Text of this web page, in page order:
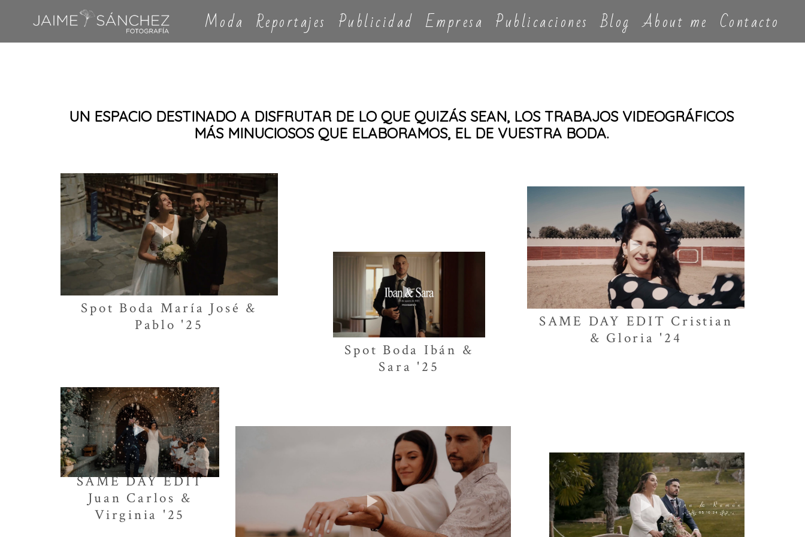
Moda Reportajes Publicidad Empresa Publicaciones Blog About me Contacto
UN ESPACIO DESTINADO A DISFRUTAR DE LO QUE QUIZÁS SEAN, LOS TRABAJOS VIDEOGRÁFICOS
MÁS MINUCIOSOS QUE ELABORAMOS, EL DE VUESTRA BODA.
Spot Boda María José &
Pablo '25
Spot Boda Ibán &
Sara '25
SAME DAY EDIT Cristian
& Gloria '24
SAME DAY EDIT
Juan Carlos &
Virginia '25